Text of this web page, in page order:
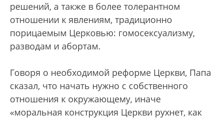
решений, а также в более толерантном
отношении к явлениям, традиционно
порицаемым Церковью: гомосексуализму,
разводам и абортам.
Говоря о необходимой реформе Церкви, Папа
сказал, что начать нужно с собственного
отношения к окружающему, иначе
«моральная конструкция Церкви рухнет, как